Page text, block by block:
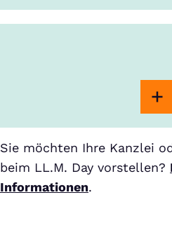
Sie möchten Ihre Kanzlei
beim LL.M. Day vorstellen?
Informationen.